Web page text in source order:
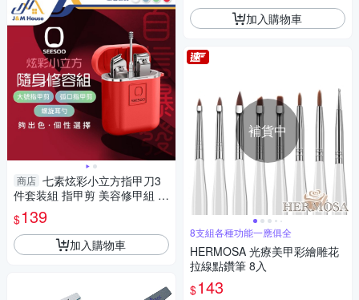
商店 七素炫彩小立方指甲刀3
件套装組 指甲剪 美容修甲組 隨
身指甲刀 斜口指甲刀 掏耳棒 挖
耳棒
$139
加入購物車
加入購物車
補貨中
8支組各種功能一應俱全
HERMOSA 光療美甲彩繪雕花
拉線點鑽筆 8入
$143